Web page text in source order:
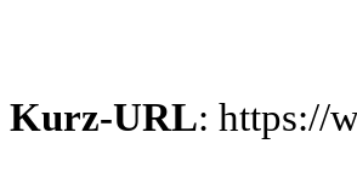
Kurz-URL: https://